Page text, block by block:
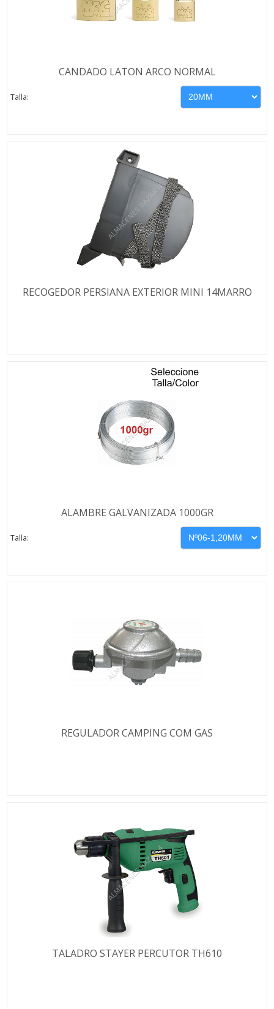
CANDADO LATON ARCO NORMAL
Talla:
RECOGEDOR PERSIANA EXTERIOR MINI 14MARRO
ALAMBRE GALVANIZADA 1000GR
Talla:
REGULADOR CAMPING COM GAS
TALADRO STAYER PERCUTOR TH610